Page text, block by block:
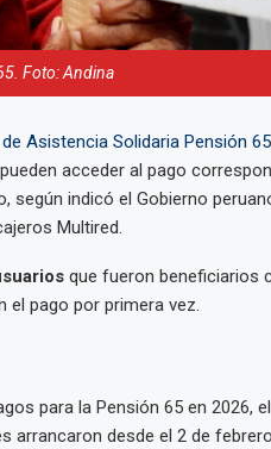
Foto: Andina
Asistencia Solidaria Pensión 65
acceder al pago
según indicó el Gobierno
Multired.
que fueron beneficiarios
el pago por primera vez.
para la Pensión 65 en 2026,
arrancaron desde el 2 de